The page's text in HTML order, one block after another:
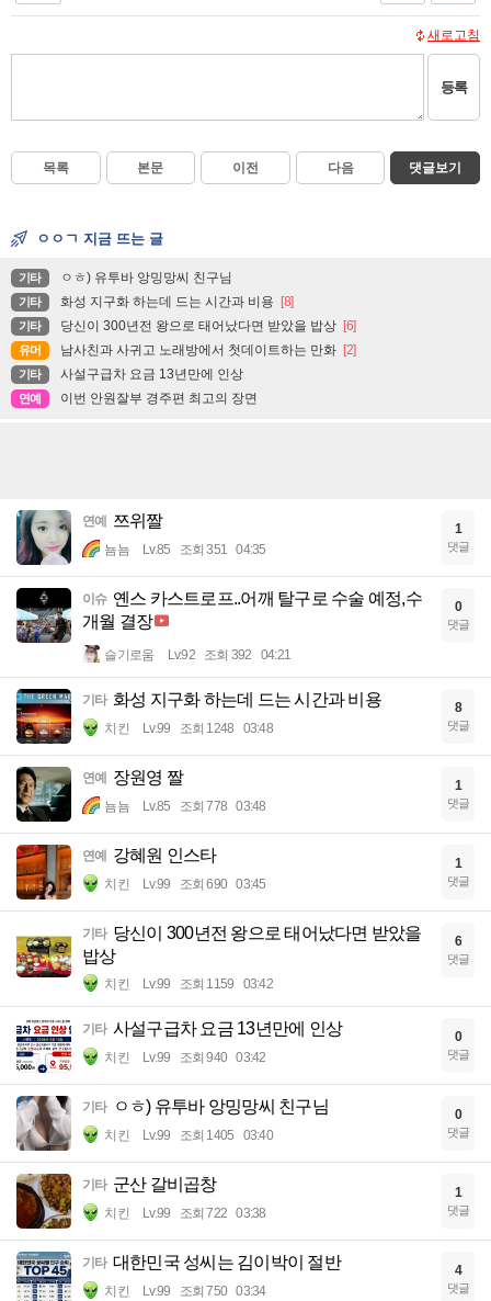
새로고침
등록
목록 본문 이전 다음 댓글보기
ㅇㅇㄱ 지금 뜨는 글
기타 ㅇㅎ) 유투바 앙밍망씨 친구님
기타 화성 지구화 하는데 드는 시간과 비용 [8]
기타 당신이 300년전 왕으로 태어났다면 받았을 밥상 [6]
유머 남사친과 사귀고 노래방에서 첫데이트하는 만화 [2]
기타 사설구급차 요금 13년만에 인상
연예 이번 안원잘부 경주편 최고의 장면
연예 쯔위짤
뇸뇸 Lv.85 조회 351 04:35
1
댓글
이슈 옌스 카스트로프..어깨 탈구로 수술 예정,수
개월 결장
슬기로움 Lv.92 조회 392 04:21
0
댓글
기타 화성 지구화 하는데 드는 시간과 비용
치킨 Lv.99 조회 1248 03:48
8
댓글
연예 장원영 짤
뇸뇸 Lv.85 조회 778 03:48
1
댓글
연예 강혜원 인스타
치킨 Lv.99 조회 690 03:45
1
댓글
기타 당신이 300년전 왕으로 태어났다면 받았을
밥상
치킨 Lv.99 조회 1159 03:42
6
댓글
기타 사설구급차 요금 13년만에 인상
치킨 Lv.99 조회 940 03:42
0
댓글
기타 ㅇㅎ) 유투바 앙밍망씨 친구님
치킨 Lv.99 조회 1405 03:40
0
댓글
기타 군산 갈비곱창
치킨 Lv.99 조회 722 03:38
1
댓글
기타 대한민국 성씨는 김이박이 절반
치킨 Lv.99 조회 750 03:34
4
댓글